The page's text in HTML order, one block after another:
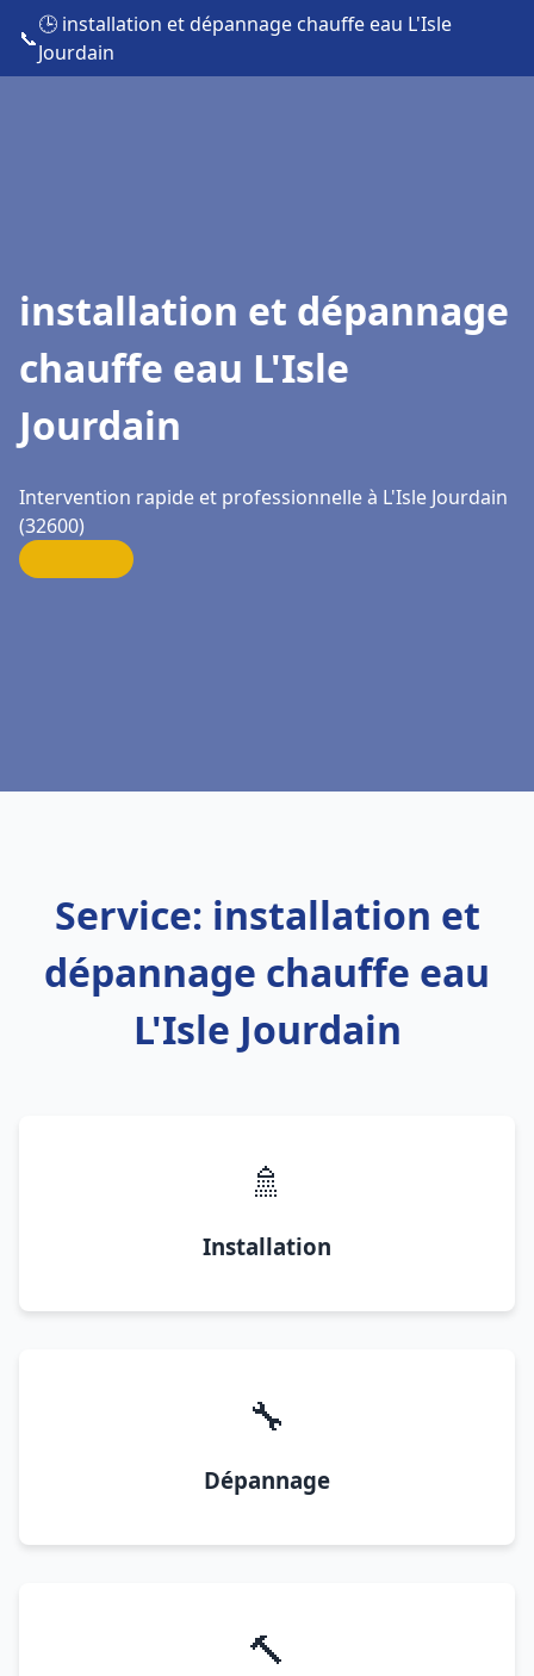
📞
🕒 installation et dépannage chauffe eau L'Isle
Jourdain
installation et dépannage
chauffe eau L'Isle
Jourdain
Intervention rapide et professionnelle à L'Isle Jourdain
(32600)
Service: installation et
dépannage chauffe eau
L'Isle Jourdain
🚿
Installation
🔧
Dépannage
🔨